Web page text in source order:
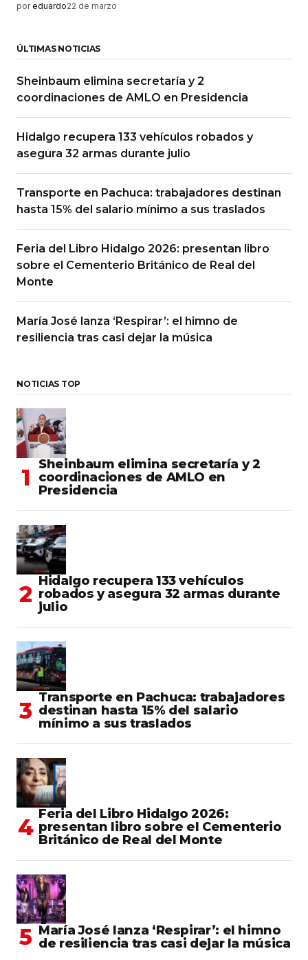
por eduardo22 de marzo
ÚLTIMAS NOTICIAS
Sheinbaum elimina secretaría y 2
coordinaciones de AMLO en Presidencia
Hidalgo recupera 133 vehículos robados y
asegura 32 armas durante julio
Transporte en Pachuca: trabajadores destinan
hasta 15% del salario mínimo a sus traslados
Feria del Libro Hidalgo 2026: presentan libro
sobre el Cementerio Británico de Real del
Monte
María José lanza ‘Respirar’: el himno de
resiliencia tras casi dejar la música
NOTICIAS TOP
Sheinbaum elimina secretaría y 2
coordinaciones de AMLO en
Presidencia
Hidalgo recupera 133 vehículos
robados y asegura 32 armas durante
julio
Transporte en Pachuca: trabajadores
destinan hasta 15% del salario
mínimo a sus traslados
Feria del Libro Hidalgo 2026:
presentan libro sobre el Cementerio
Británico de Real del Monte
María José lanza ‘Respirar’: el himno
de resiliencia tras casi dejar la música